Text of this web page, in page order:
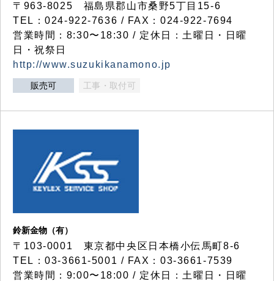
〒963-8025 福島県郡山市桑野5丁目15-6
TEL：024-922-7636 / FAX：024-922-7694
営業時間：8:30〜18:30 / 定休日：土曜日・日曜
日・祝祭日
http://www.suzukikanamono.jp
販売可 工事・取付可
鈴新金物（有）
〒103-0001 東京都中央区日本橋小伝馬町8-6
TEL：03-3661-5001 / FAX：03-3661-7539
営業時間：9:00〜18:00 / 定休日：土曜日・日曜